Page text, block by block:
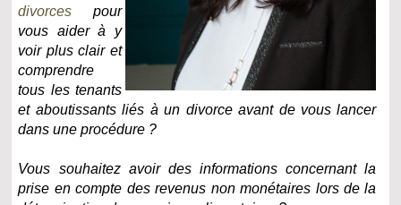
divorces pour
vous aider à y
voir plus clair et
comprendre
tous les tenants
et aboutissants liés à un divorce avant de vous lancer
dans une procédure ?
Vous souhaitez avoir des informations concernant la
prise en compte des revenus non monétaires lors de la